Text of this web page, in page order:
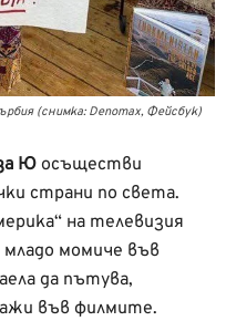
(снимка: Denomax, Фейсбук)
Юосъществи
страни по света.
на телевизия
момиче във
да пътува,
във филмите.